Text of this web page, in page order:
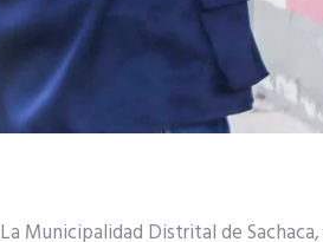
La Municipalidad Distrital de